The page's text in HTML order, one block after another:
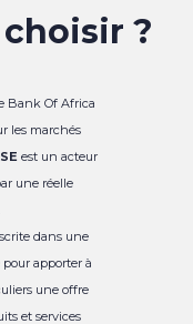
?
Bank Of Africa
les marchés
est un acteur
une réelle
dans une
apporter à
une offre
et services